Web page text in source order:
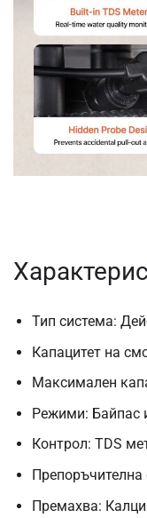
Тип система:
Капацитет на
Максимален
Режими: Байпас
Контрол: TDS
Премахва: